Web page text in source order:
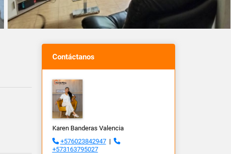
Contáctanos
Karen Banderas Valencia
+576023842947|
+573163795027